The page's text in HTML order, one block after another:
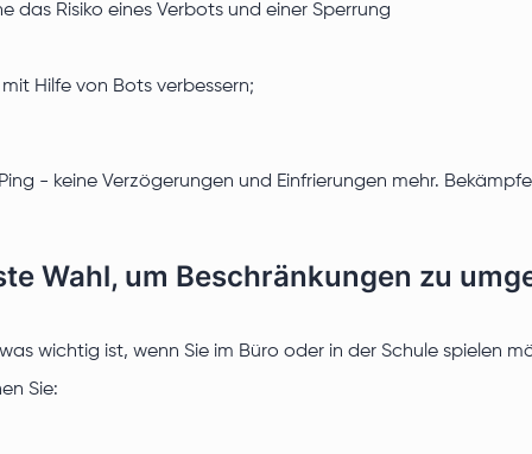
Risiko eines Verbots und einer Sperrung
Hilfe von Bots verbessern;
- keine Verzögerungen und Einfrierungen mehr.
Wahl, um Beschränkungen zu
wichtig ist, wenn Sie im Büro oder in der Schule spielen
Sie: